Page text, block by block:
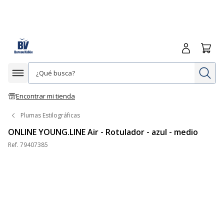
Afficher la navigation
Encontrar mi tienda
Iniciar
Plumas Estilográficas
ONLINE YOUNG.LINE Air - Rotulador - azul - medio
Ref. 79407385